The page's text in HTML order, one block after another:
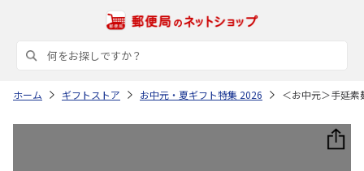
ホーム ギフトストア お中元・夏ギフト特集 2026 ＜お中元＞手延